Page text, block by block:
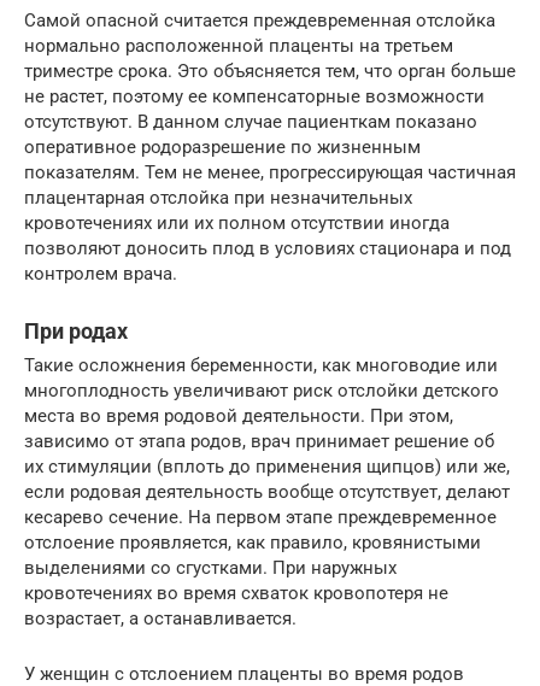
Самой опасной считается преждевременная отслойка
нормально расположенной плаценты на третьем
триместре срока. Это объясняется тем, что орган больше
не растет, поэтому ее компенсаторные возможности
отсутствуют. В данном случае пациенткам показано
оперативное родоразрешение по жизненным
показателям. Тем не менее, прогрессирующая частичная
плацентарная отслойка при незначительных
кровотечениях или их полном отсутствии иногда
позволяют доносить плод в условиях стационара и под
контролем врача.
При родах
Такие осложнения беременности, как многоводие или
многоплодность увеличивают риск отслойки детского
места во время родовой деятельности. При этом,
зависимо от этапа родов, врач принимает решение об
их стимуляции (вплоть до применения щипцов) или же,
если родовая деятельность вообще отсутствует, делают
кесарево сечение. На первом этапе преждевременное
отслоение проявляется, как правило, кровянистыми
выделениями со сгустками. При наружных
кровотечениях во время схваток кровопотеря не
возрастает, а останавливается.
У женщин с отслоением плаценты во время родов